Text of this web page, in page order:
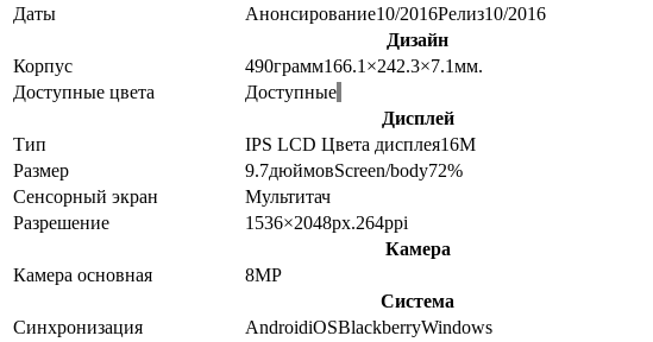
Даты
Анонсирование10/2016Релиз10/2016
Дизайн
Корпус
490грамм166.1×242.3×7.1мм.
Доступные цвета
Доступные
Дисплей
Тип
IPS LCD Цвета дисплея16M
Размер
9.7дюймовScreen/body72%
Сенсорный экран
Мультитач
Разрешение
1536×2048px.264ppi
Камера
Камера основная
8MP
Система
Синхронизация
AndroidiOSBlackberryWindows